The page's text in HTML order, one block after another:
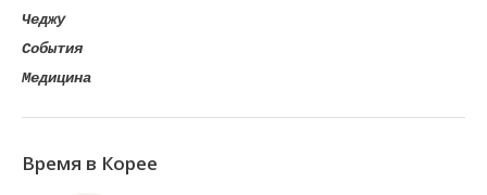
Чеджу
События
Медицина
Время в Корее